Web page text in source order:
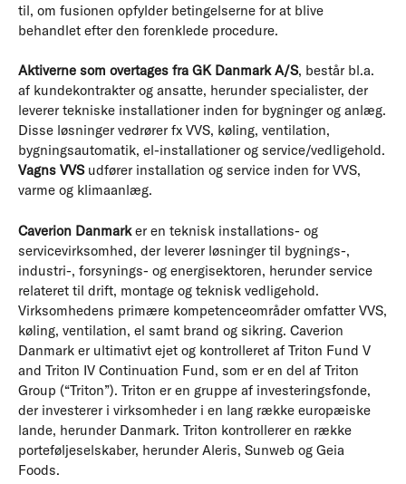
til, om fusionen opfylder betingelserne for at blive
behandlet efter den forenklede procedure.
Aktiverne som overtages fra GK Danmark A/S, består bl.a.
af kundekontrakter og ansatte, herunder specialister, der
leverer tekniske installationer inden for bygninger og anlæg.
Disse løsninger vedrører fx VVS, køling, ventilation,
bygningsautomatik, el-installationer og service/vedligehold.
Vagns VVSudfører installation og service inden for VVS,
varme og klimaanlæg.
Caverion Danmarker en teknisk installations- og
servicevirksomhed, der leverer løsninger til bygnings-,
industri-, forsynings- og energisektoren, herunder service
relateret til drift, montage og teknisk vedligehold.
Virksomhedens primære kompetenceområder omfatter VVS,
køling, ventilation, el samt brand og sikring. Caverion
Danmark er ultimativt ejet og kontrolleret af Triton Fund V
and Triton IV Continuation Fund, som er en del af Triton
Group (“Triton”). Triton er en gruppe af investeringsfonde,
der investerer i virksomheder i en lang række europæiske
lande, herunder Danmark. Triton kontrollerer en række
porteføljeselskaber, herunder Aleris, Sunweb og Geia
Foods.